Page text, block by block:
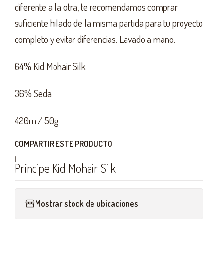
diferente a la otra, te recomendamos comprar
suficiente hilado de la misma partida para tu proyecto
completo y evitar diferencias. Lavado a mano.
64% Kid Mohair Silk
36% Seda
420m / 50g
COMPARTIR ESTE PRODUCTO
|
Príncipe Kid Mohair Silk
Mostrar stock de ubicaciones